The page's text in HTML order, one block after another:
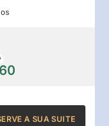
A SUA SUITE